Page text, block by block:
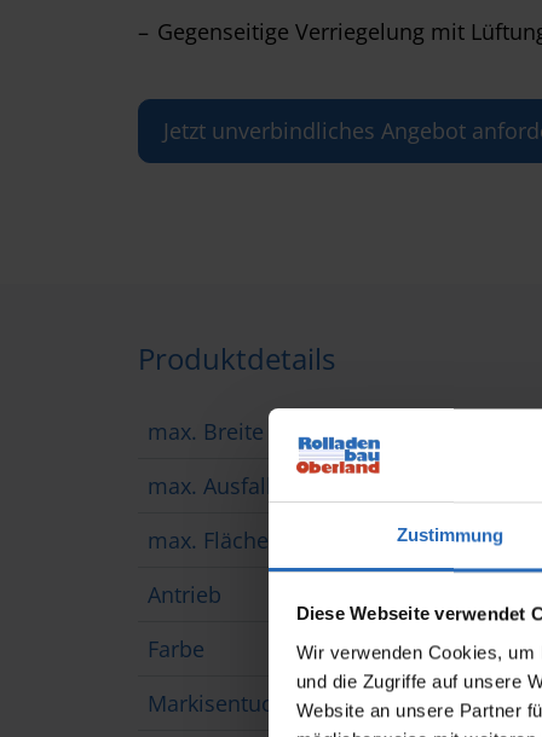
Zustimmung
Diese Webseite verwendet
Wir verwenden Cookies,
und die Zugriffe auf unsere
Website an unsere Partner
Gegenseitige Verriegelung mit
Jetzt unverbindliches Angebot
Produktdetails
max. Breite
max. Ausfall
max. Fläche
30 m²
Antrieb
Farbe
Markisentuch